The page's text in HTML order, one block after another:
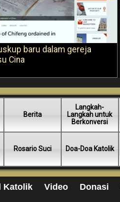
baru dalam gereja
Cina
Berita
Langkah-
Langkah untuk
Berkonversi
Rosario Suci Doa-Doa Katolik
Katolik Video Donasi